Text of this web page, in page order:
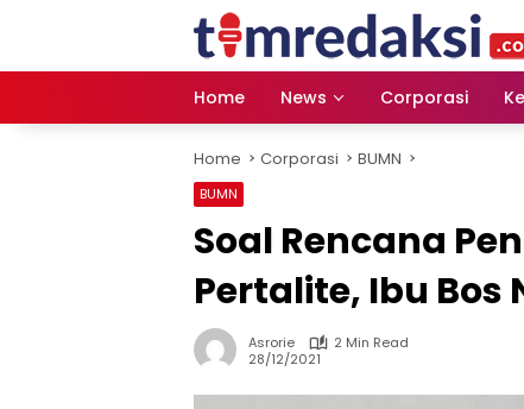
Home News Corporasi
Home Corporasi BUMN
BUMN
Soal Rencana
Pertalite, Ibu Bos
Asrorie
2 Min Read
28/12/2021